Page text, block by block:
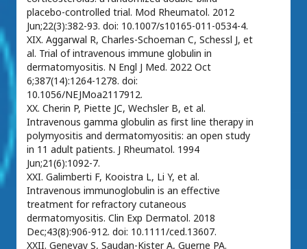
placebo-controlled trial. Mod Rheumatol. 2012
Jun;22(3):382-93. doi: 10.1007/s10165-011-0534-4.
XIX. Aggarwal R, Charles-Schoeman C, Schessl J, et
al. Trial of intravenous immune globulin in
dermatomyositis. N Engl J Med. 2022 Oct
6;387(14):1264-1278. doi:
10.1056/NEJMoa2117912.
XX. Cherin P, Piette JC, Wechsler B, et al.
Intravenous gamma globulin as first line therapy in
polymyositis and dermatomyositis: an open study
in 11 adult patients. J Rheumatol. 1994
Jun;21(6):1092-7.
XXI. Galimberti F, Kooistra L, Li Y, et al.
Intravenous immunoglobulin is an effective
treatment for refractory cutaneous
dermatomyositis. Clin Exp Dermatol. 2018
Dec;43(8):906-912. doi: 10.1111/ced.13607.
XXII. Genevay S, Saudan-Kister A, Guerne PA.